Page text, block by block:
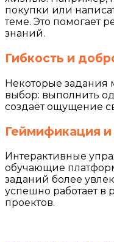
покупки или
теме. Это помогает
знаний.
Гибкость и
Некоторые задания
выбор: выполнить
создаёт ощущение
Геймификация
Интерактивные
обучающие
заданий более
успешно работает
проектов.